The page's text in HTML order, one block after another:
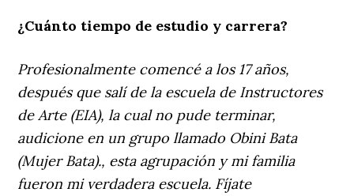
¿Cuánto tiempo de estudio y carrera?
Profesionalmente comencé a los 17 años,
después que salí de la escuela de Instructores
de Arte (EIA), la cual no pude terminar,
audicione en un grupo llamado Obini Bata
(Mujer Bata)., esta agrupación y mi familia
fueron mi verdadera escuela. Fíjate